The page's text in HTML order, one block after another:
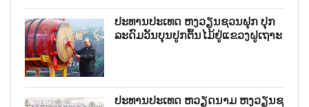
ປະທານປະເທດ ຫງວຽນຊວນຟຸກ ປຸກ
ລະດົມວັນບຸນປູກຕົ້ນໄມ້ຢູ່ແຂວງຝູເຖາະ
ປະທານປະເທດ ຫວຽດນາມ ຫງວຽນຊ